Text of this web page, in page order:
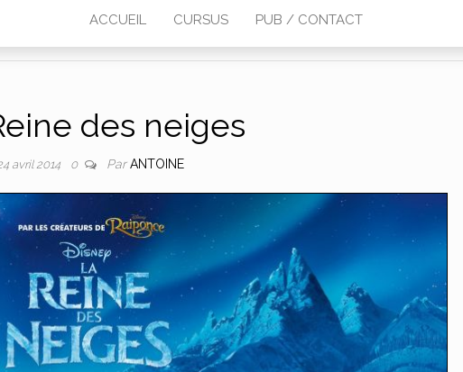
ACCUEIL CURSUS PUB / CONTACT
des neiges
avril 2014 0 ParANTOINE